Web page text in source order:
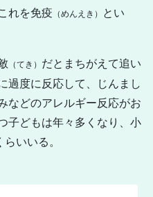
れを免疫 （めんえき）
とい
（てき） だとまちがえて追い
過度に反応して、じんまし
などのアレルギー反応がお
子どもは年々多くなり、小
いいる。